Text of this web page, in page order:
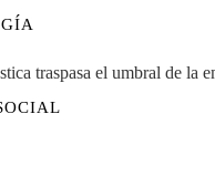
traspasa el umbral de la